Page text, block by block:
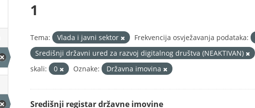
1
Tema: Vlada i javni sektor Frekvencija osvježavanja podataka:
Središnji državni ured za razvoj digitalnog društva (NEAKTIVAN)
skali:
0 Oznake: Državna imovina
Središnji registar državne imovine